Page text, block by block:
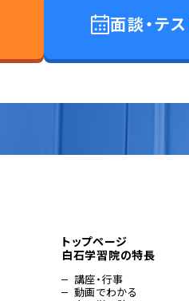
面談・テ
トップページ
白石学習院の特長
講座・行事
動画でわかる